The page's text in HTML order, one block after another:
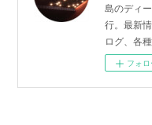
島のディ
行。最新
ログ、各
フォロ